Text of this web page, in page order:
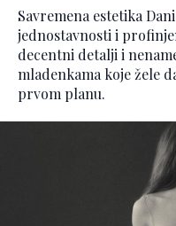
Savremena estetika
jednostavnosti i
decentni detalji i
mladenkama koje žele
prvom planu.